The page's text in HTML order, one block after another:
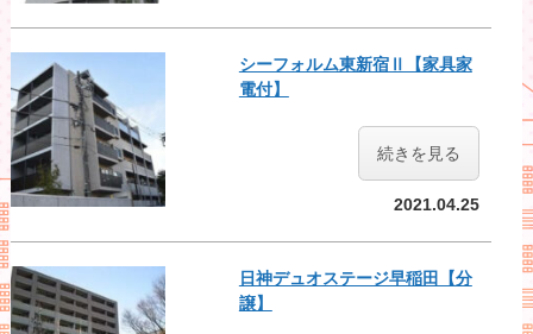
シーフォルム東新宿Ⅱ【家具家
電付】
続きを見る
2021.04.25
日神デュオステージ早稲田【分
譲】